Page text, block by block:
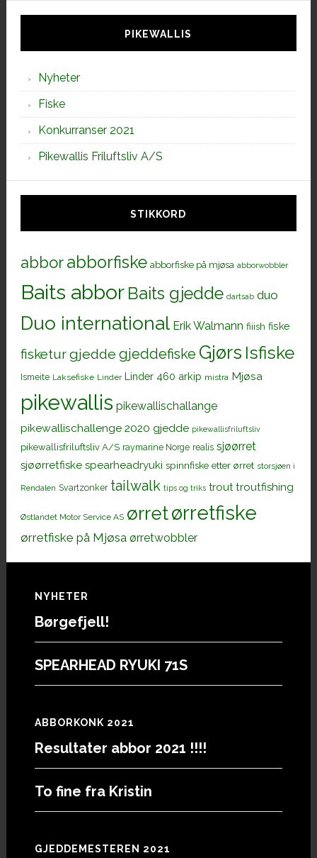
PIKEWALLIS
Nyheter
Fiske
Konkurranser 2021
Pikewallis Friluftsliv A/S
STIKKORD
abborabborfiske abborfiske på mjøsa abborwobbler
Baits abbor Baits gjedde dartsab duo
Duo international Erik Walmann fiiish fiske
fisketurgjedde gjeddefiske Gjørs Isfiske
Ismeite Laksefiske Linder Linder 460 arkip mistra Mjøsa
pikewallis pikewallischallange
pikewallischallenge 2020 gjedde pikewallisfriluftsliv
pikewallisfriluftsliv A/S raymarine Norge realis sjøørret
sjøørretfiske spearheadryuki spinnfiske etter ørret storsjøen i
Rendalen Svartzonker tailwalk tips og triks trout troutfishing
Østlandet Motor Service AS ørretørretfiske
ørretfiske på Mjøsa ørretwobbler
Footer
NYHETER
Børgefjell!
SPEARHEAD RYUKI 71S
ABBORKONK 2021
Resultater abbor 2021 !!!!
To fine fra Kristin
GJEDDEMESTEREN 2021